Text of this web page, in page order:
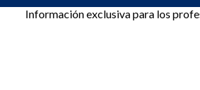
Información exclusiva para los